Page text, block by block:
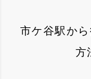
市ケ谷駅か
方